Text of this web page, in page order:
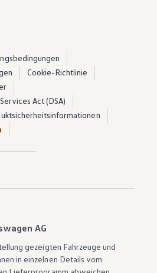
Cookie-Richtlinie
Act (DSA)
AG
gezeigten Fahrzeuge und
in einzelnen Details vom